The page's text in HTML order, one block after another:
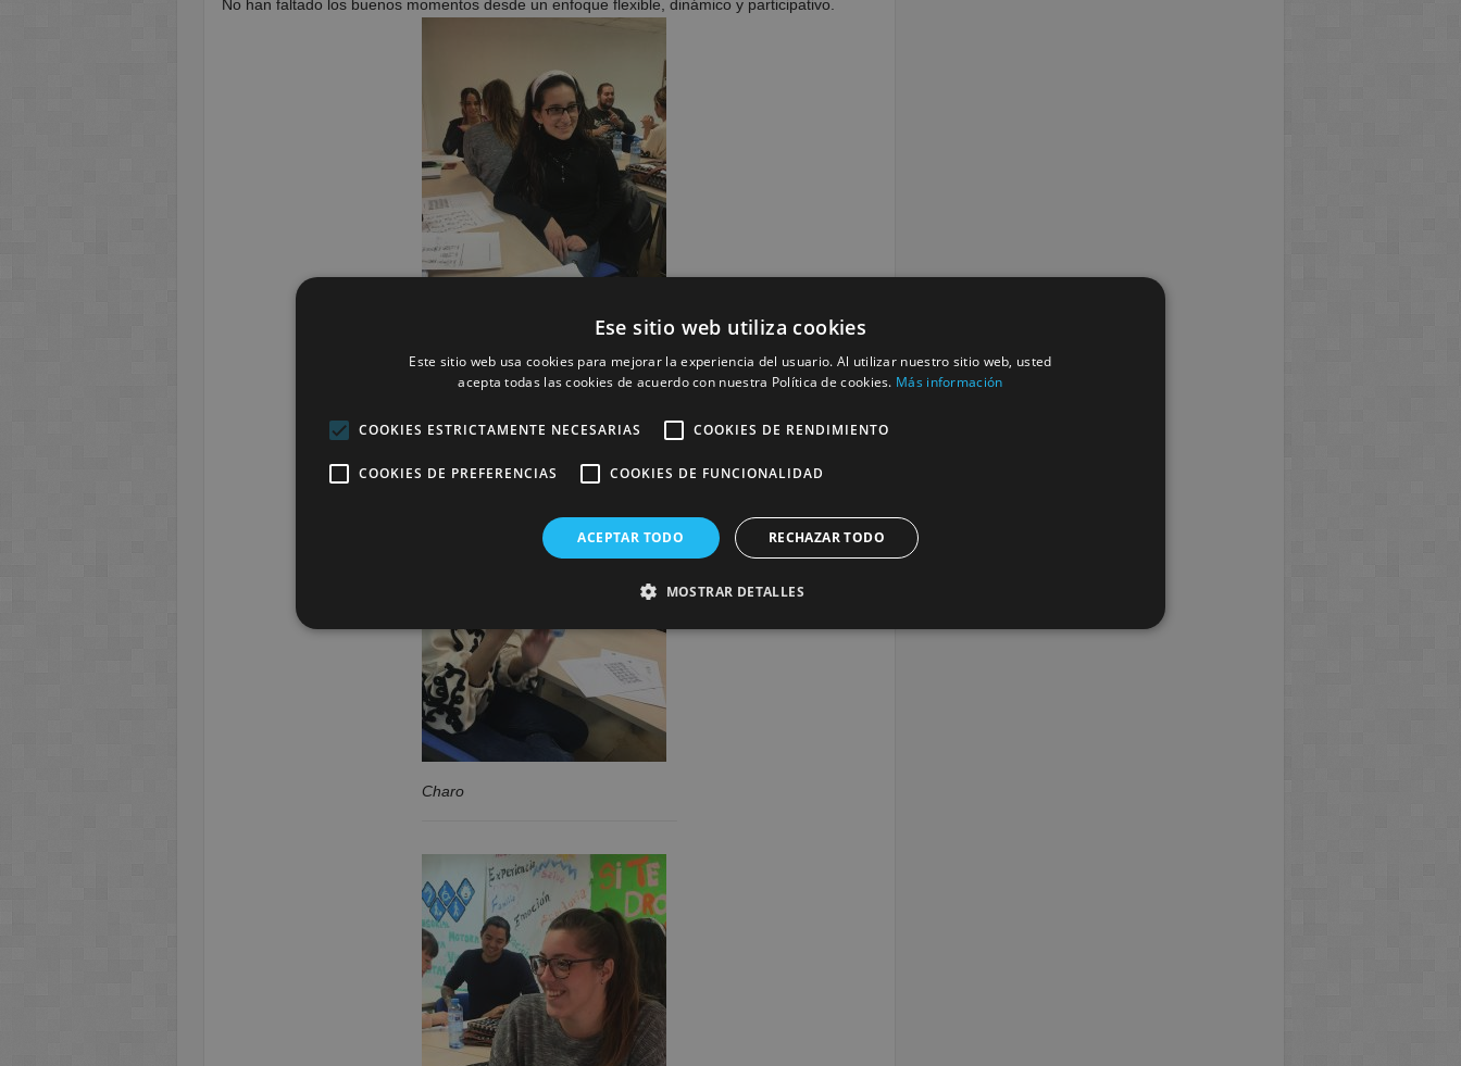
No han faltado los buenos momentos desde un enfoque flexible, dinámico y participativo.
Charo
Ese sitio web utiliza cookies
Este sitio web usa cookies para mejorar la experiencia del usuario. Al utilizar nuestro sitio web, usted
acepta todas las cookies de acuerdo con nuestra Política de cookies. Más información
COOKIES ESTRICTAMENTE NECESARIAS COOKIES DE RENDIMIENTO
COOKIES DE PREFERENCIAS COOKIES DE FUNCIONALIDAD
ACEPTAR TODO RECHAZAR TODO
MOSTRAR DETALLES